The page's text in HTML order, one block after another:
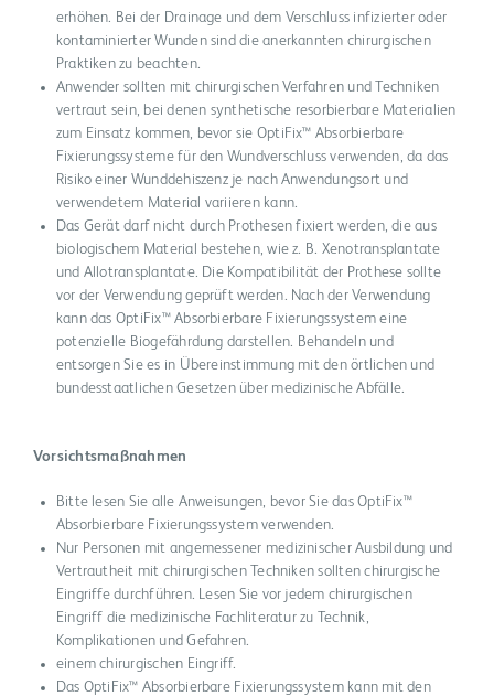
erhöhen. Bei der Drainage und dem Verschluss infizierter oder
kontaminierter Wunden sind die anerkannten chirurgischen
Praktiken zu beachten.
Anwender sollten mit chirurgischen Verfahren und Techniken
vertraut sein, bei denen synthetische resorbierbare Materialien
zum Einsatz kommen, bevor sie OptiFix™ Absorbierbare
Fixierungssysteme für den Wundverschluss verwenden, da das
Risiko einer Wunddehiszenz je nach Anwendungsort und
verwendetem Material variieren kann.
Das Gerät darf nicht durch Prothesen fixiert werden, die aus
biologischem Material bestehen, wie z. B. Xenotransplantate
und Allotransplantate. Die Kompatibilität der Prothese sollte
vor der Verwendung geprüft werden. Nach der Verwendung
kann das OptiFix™ Absorbierbare Fixierungssystem eine
potenzielle Biogefährdung darstellen. Behandeln und
entsorgen Sie es in Übereinstimmung mit den örtlichen und
bundesstaatlichen Gesetzen über medizinische Abfälle.
Vorsichtsmaßnahmen
Bitte lesen Sie alle Anweisungen, bevor Sie das OptiFix™
Absorbierbare Fixierungssystem verwenden.
Nur Personen mit angemessener medizinischer Ausbildung und
Vertrautheit mit chirurgischen Techniken sollten chirurgische
Eingriffe durchführen. Lesen Sie vor jedem chirurgischen
Eingriff die medizinische Fachliteratur zu Technik,
Komplikationen und Gefahren.
einem chirurgischen Eingriff.
Das OptiFix™ Absorbierbare Fixierungssystem kann mit den